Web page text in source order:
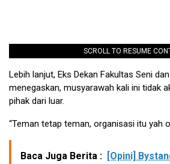
SCROLL TO RESUME
Lebih lanjut, Eks Dekan Fakultas Seni
menegaskan, musyarawah kali ini tidak
pihak dari luar.
“Teman tetap teman, organisasi itu yah
Baca Juga Berita :
[Opini]